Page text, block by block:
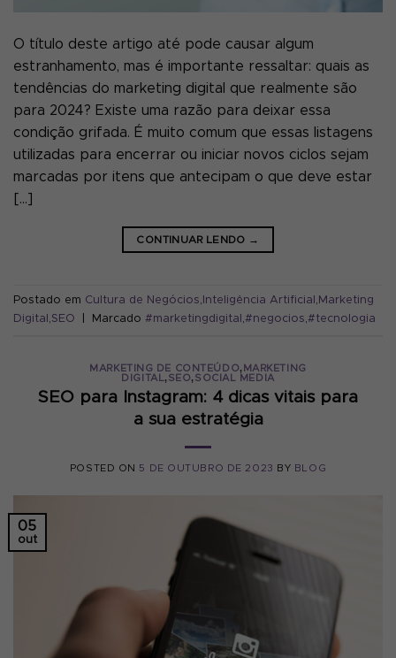
O título deste artigo até pode causar algum
estranhamento, mas é importante ressaltar: quais as
tendências do marketing digital que realmente são
para 2024? Existe uma razão para deixar essa
condição grifada. É muito comum que essas listagens
utilizadas para encerrar ou iniciar novos ciclos sejam
marcadas por itens que antecipam o que deve estar
[…]
CONTINUAR LENDO →
Postado em Cultura de Negócios, Inteligência Artificial , Marketing
Digital ,SEO Marcado #marketingdigital ,#negocios,#tecnologia
MARKETING DE CONTEÚDO, MARKETING
DIGITAL ,SEO,SOCIAL MEDIA
SEO para Instagram: 4 dicas vitais para
a sua estratégia
POSTED ON 5 DE OUTUBRO DE 2023 BY BLOG
05
out